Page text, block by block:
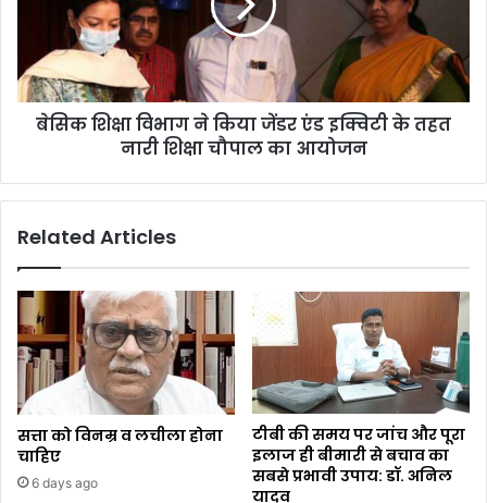
बेसिक शिक्षा विभाग ने किया जेंडर एंड इक्विटी के तहत
नारी शिक्षा चौपाल का आयोजन
Related Articles
सत्ता को विनम्र व लचीला होना
चाहिए
6 days ago
टीबी की समय पर जांच और पूरा
इलाज ही बीमारी से बचाव का
सबसे प्रभावी उपाय: डॉ. अनिल
यादव